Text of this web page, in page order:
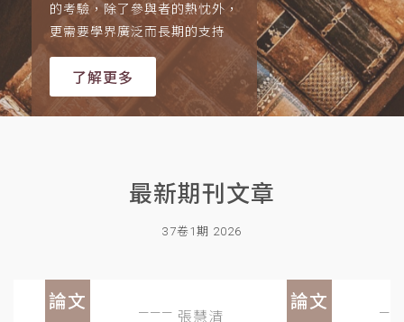
的考驗，除了參與者的熱忱外，
更需要學界廣泛而長期的支持
了解更多
最新期刊文章
37卷1期 2026
論文
張慧清
論文